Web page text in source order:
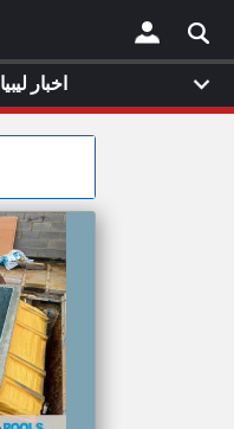
×
اخبار ليبيا